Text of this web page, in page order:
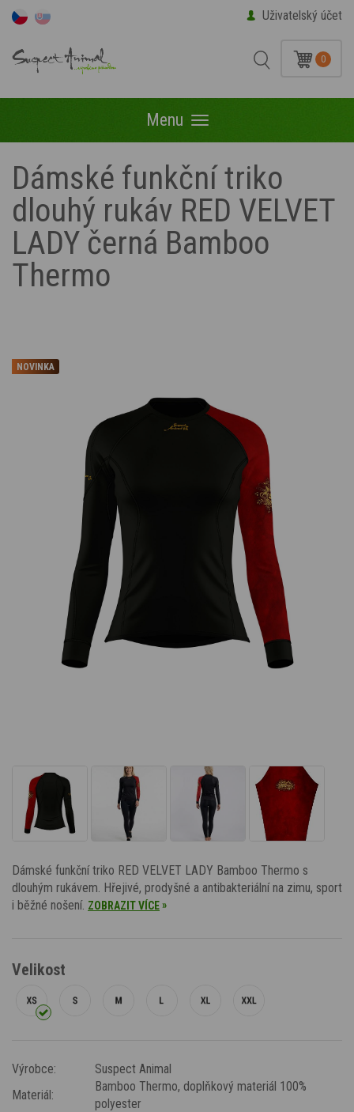
Uživatelský účet
0
Menu Menu
Dámské funkční triko
dlouhý rukáv RED VELVET
LADY černá Bamboo
Thermo
NOVINKA
Dámské funkční triko RED VELVET LADY Bamboo Thermo s
dlouhým rukávem. Hřejivé, prodyšné a antibakteriální na zimu, sport
i běžné nošení. ZOBRAZIT VÍCE»
Velikost
Výrobce:
Suspect Animal
Materiál:
Bamboo Thermo, doplňkový materiál 100%
polyester